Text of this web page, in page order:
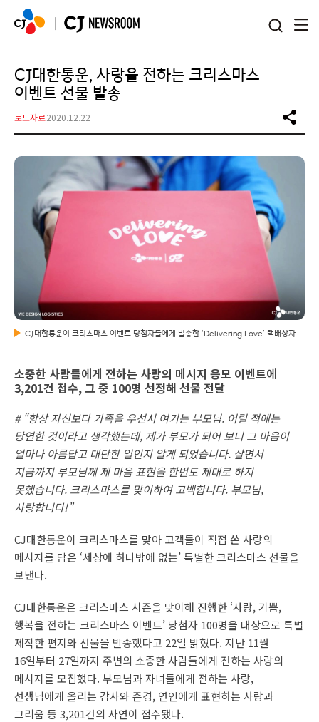
CJ대한통운, 사랑을 전하는 크리스마스
이벤트 선물 발송
보도자료2020.12.22
CJ대한통운이 크리스마스 이벤트 당첨자들에게 발송한 ‘Delivering Love’ 택배상자
소중한 사람들에게 전하는 사랑의 메시지 응모 이벤트에
3,201건 접수, 그 중 100명 선정해 선물 전달
# “항상 자신보다 가족을 우선시 여기는 부모님. 어릴 적에는
당연한 것이라고 생각했는데, 제가 부모가 되어 보니 그 마음이
얼마나 아름답고 대단한 일인지 알게 되었습니다. 살면서
지금까지 부모님께 제 마음 표현을 한번도 제대로 하지
못했습니다. 크리스마스를 맞이하여 고백합니다. 부모님,
사랑합니다!”
CJ대한통운이 크리스마스를 맞아 고객들이 직접 쓴 사랑의
메시지를 담은 ‘세상에 하나밖에 없는’ 특별한 크리스마스 선물을
보낸다.
CJ대한통운은 크리스마스 시즌을 맞이해 진행한 ‘사랑, 기쁨,
행복을 전하는 크리스마스 이벤트’ 당첨자 100명을 대상으로 특별
제작한 편지와 선물을 발송했다고 22일 밝혔다. 지난 11월
16일부터 27일까지 주변의 소중한 사람들에게 전하는 사랑의
메시지를 모집했다. 부모님과 자녀들에게 전하는 사랑,
선생님에게 올리는 감사와 존경, 연인에게 표현하는 사랑과
그리움 등 3,201건의 사연이 접수됐다.